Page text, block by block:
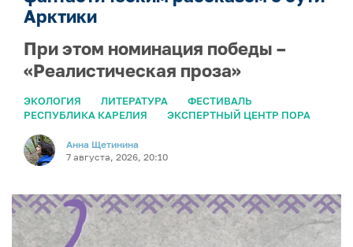
Арктики
При этом номинация победы –
«Реалистическая проза»
ЭКОЛОГИЯ ЛИТЕРАТУРА
ФЕСТИВАЛЬ
РЕСПУБЛИКА КАРЕЛИЯ
ЭКСПЕРТНЫЙ ЦЕНТР ПОРА
Анна Щетинина
7 августа, 2026, 20:10